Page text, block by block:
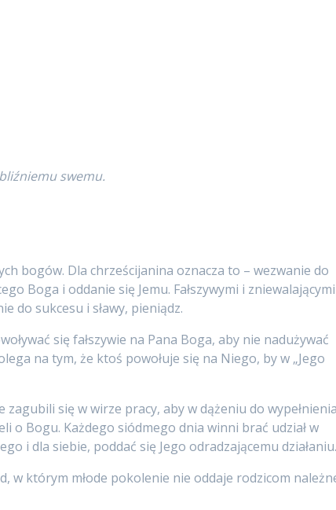
swemu.
bogów. Dla chrześcijanina oznacza to – wezwanie do
Boga i oddanie się Jemu. Fałszywymi i zniewalającymi
do sukcesu i sławy, pieniądz.
się fałszywie na Pana Boga, aby nie nadużywać
na tym, że ktoś powołuje się na Niego, by w „Jego
zagubili się w wirze pracy, aby w dążeniu do wypełnienia
o Bogu. Każdego siódmego dnia winni brać udział w
i dla siebie, poddać się Jego odradzającemu działaniu.
w którym młode pokolenie nie oddaje rodzicom